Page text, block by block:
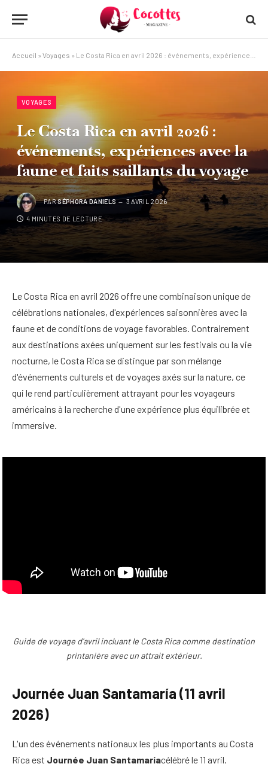
Accueil » Voyages » Le Costa Rica en avril 2026 : événements, expériences avec la faune et faits saillants du voyage
VOYAGES
Le Costa Rica en avril 2026 :
événements, expériences avec la
faune et faits saillants du voyage
PARSÉPHORA DANIELS 3 AVRIL 2026
4 MINUTES DE LECTURE
Le Costa Rica en avril 2026 offre une combinaison unique de
célébrations nationales, d'expériences saisonnières avec la
faune et de conditions de voyage favorables. Contrairement
aux destinations axées uniquement sur les festivals ou la vie
nocturne, le Costa Rica se distingue par son mélange
d'événements culturels et de voyages axés sur la nature, ce
qui le rend particulièrement attrayant pour les voyageurs
américains à la recherche d'une expérience plus équilibrée et
immersive.
Guide de voyage d'avril incluant le Costa Rica comme destination
printanière avec un attrait extérieur.
Journée Juan Santamaría (11 avril
2026)
L'un des événements nationaux les plus importants au Costa
Rica est Journée Juan Santamaríacélébré le 11 avril.